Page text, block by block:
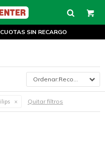
SIN RECARGO
Recomendados
Quitar filtros